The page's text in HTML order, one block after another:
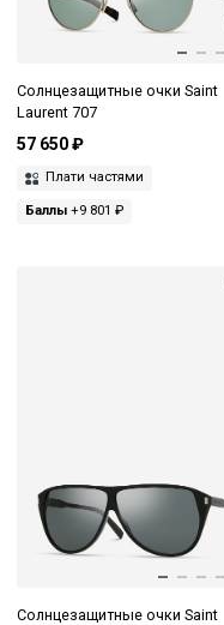
Солнцезащитные очки Saint
Laurent 707
57 650 ₽
Плати частями
Баллы +9 801 ₽
Солнцезащитные очки Saint